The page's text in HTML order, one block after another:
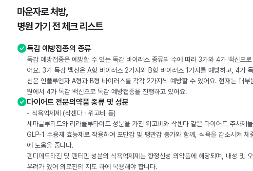
마운자로 처방,
병원 가기 전 체크 리스트
독감 예방접종의 종류
독감 예방접종은 예방할 수 있는 독감 바이러스 종류의 수에 따라 3가와 4가 백신으로
어요. 3가 독감 백신은 A형 바이러스 2가지와 B형 바이러스 1가지를 예방하고, 4가
신은 인플루엔자 A형과 B형 바이러스를 각각 2가지씩 예방할 수 있어요. 현재는 대부
원에서 4가 독감 백신으로 독감 예방접종을 진행하고 있어요.
다이어트 전문의약품 종류 및 성분
- 식욕억제제 (삭센다 · 위고비 등)
세마글루티드와 리라클루타이드 성분을 가진 위고비와 삭센다 같은 다이어트 주사제
GLP-1 수용체 효능제로 작용하여 포만감 및 팽만감 증가와 함께, 식욕을 감소시켜 체
에 도움을 줍니다.
펜디메트라진 및 펜터민 성분의 식욕억제제는 향정신성 의약품에 해당되며, 내성 및
우려가 있어 의료진의 지도 하에 복용해야 합니다.